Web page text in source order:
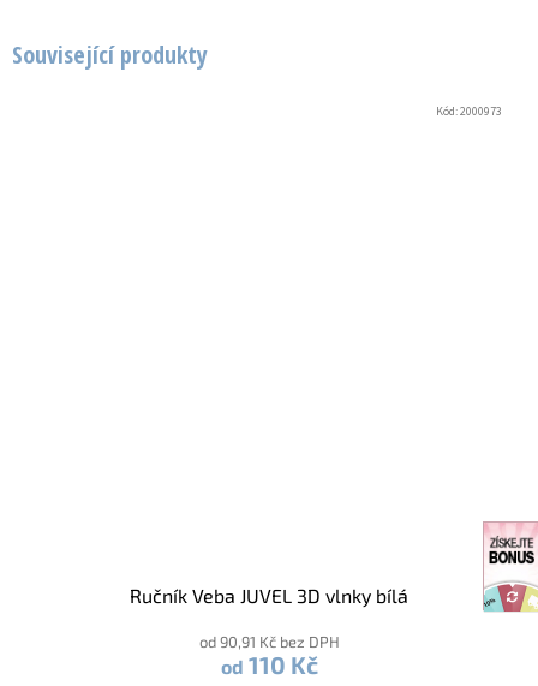
Související produkty
Ručník Veba JUVEL 3D vlnky bílá
od 90,91 Kč bez DPH
od 110 Kč
Kód:2000973